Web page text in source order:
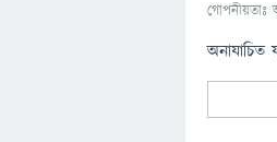
গোপনীয়তাঃ
অনাযাচিত